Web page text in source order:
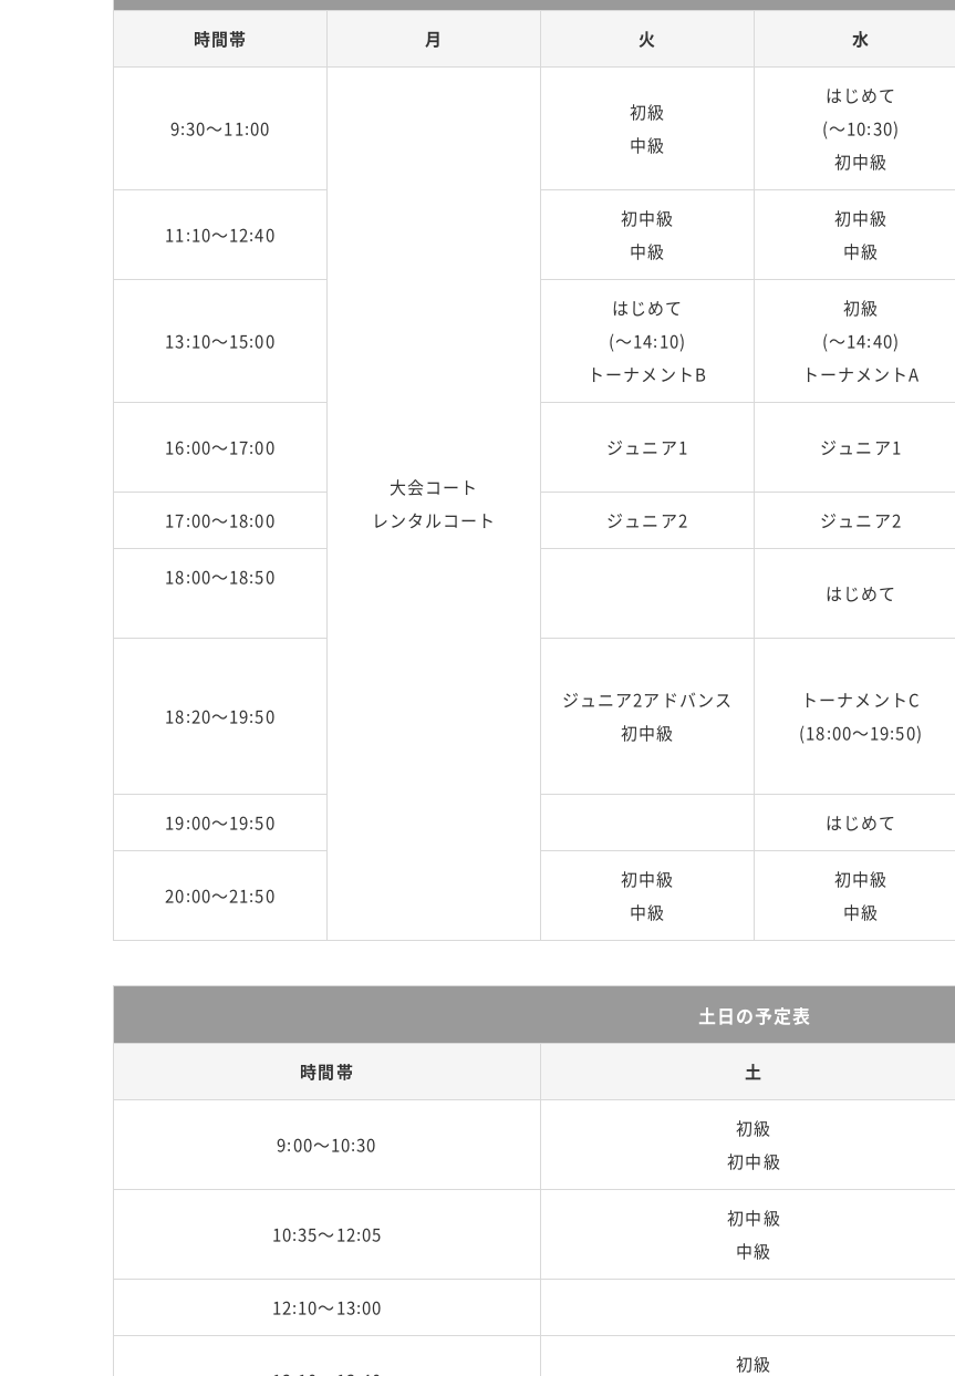
時間帯 月 火 水
9:30～11:00
大会コート
レンタルコート
初級
中級
はじめて
(～10:30)
初中級
11:10～12:40
初中級
中級
初中級
中級
13:10～15:00
はじめて
(～14:10)
トーナメントB
初級
(～14:40)
トーナメントA
16:00～17:00 ジュニア1 ジュニア1
17:00～18:00 ジュニア2 ジュニア2
18:00～18:50
はじめて
18:20～19:50
ジュニア2アドバンス
初中級
トーナメントC
(18:00～19:50)
19:00～19:50 はじめて
20:00～21:50
初中級
中級
初中級
中級
土日の予定表
時間帯 土
9:00～10:30
初級
初中級
10:35～12:05
初中級
中級
12:10～13:00
初級